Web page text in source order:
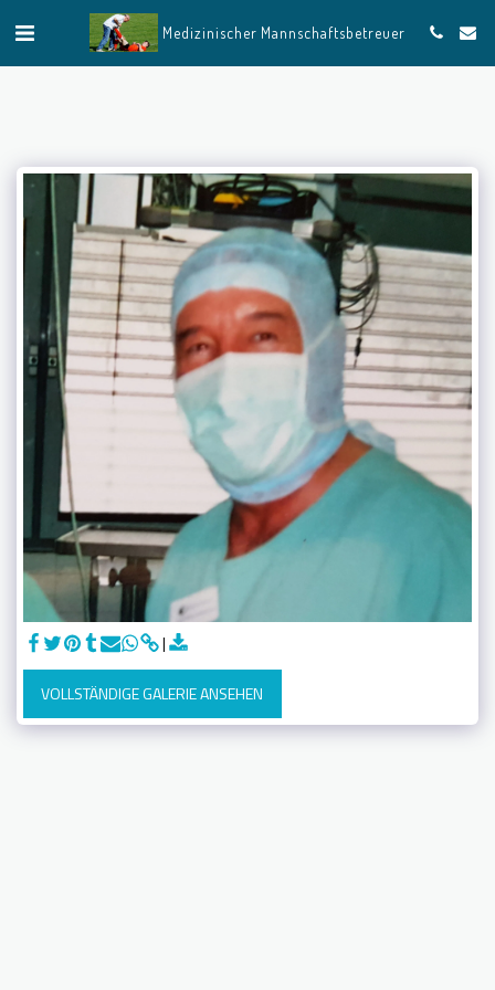
Medizinischer Mannschaftsbetreuer
VOLLSTÄNDIGE GALERIE ANSEHEN